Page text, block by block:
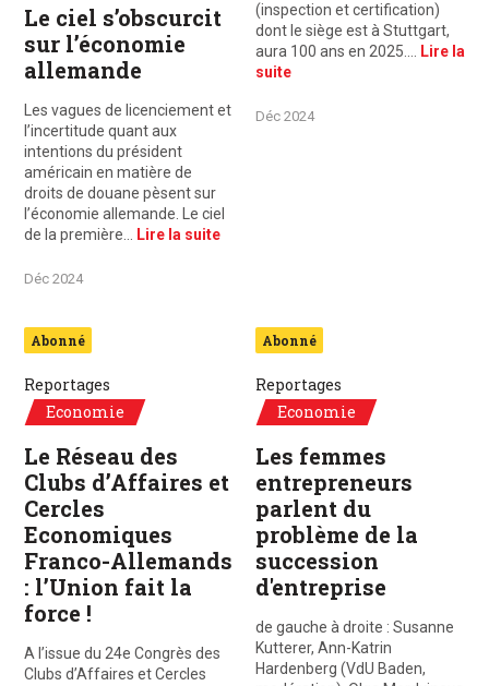
Le ciel s’obscurcit
sur l’économie
allemande
Les vagues de licenciement et
l’incertitude quant aux
intentions du président
américain en matière de
droits de douane pèsent sur
l’économie allemande. Le ciel
de la première…
Lire la suite
Déc 2024
(inspection et certification)
dont le siège est à Stuttgart,
aura 100 ans en 2025.…
Lire la
suite
Déc 2024
Abonné
Reportages
Economie
Le Réseau des
Clubs d’Affaires et
Cercles
Economiques
Franco-Allemands
: l’Union fait la
force !
A l’issue du 24e Congrès des
Clubs d’Affaires et Cercles
Abonné
Reportages
Economie
Les femmes
entrepreneurs
parlent du
problème de la
succession
d'entreprise
de gauche à droite : Susanne
Kutterer, Ann-Katrin
Hardenberg (VdU Baden,